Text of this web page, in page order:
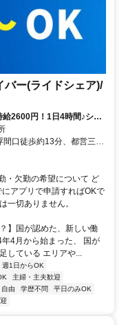
バー(ライドシェア)/
2600円！1日4時間♪シフ
間口徒歩約13分、都営三田
・欠勤の希望について ど
アプリで申請すればOKで
一切ありません。
】国が認めた、新しい働
月から始まった、 国が
している エリアや...
週1日からOK
主婦・主夫歓迎
自由 学歴不問
平日のみOK